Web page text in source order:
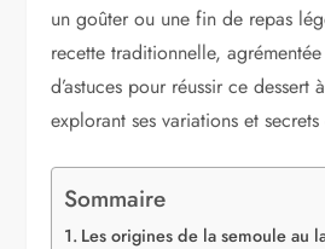
un goûter ou une fin de repas
recette traditionnelle,
d’astuces pour réussir ce dessert
explorant ses variations et
Sommaire
Les origines de la semoule au